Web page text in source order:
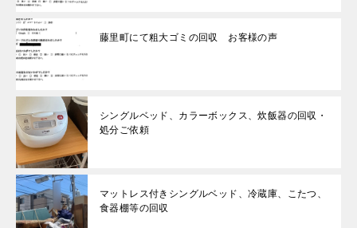
藤里町にて粗大ゴミの回収 お客様の声
シングルベッド、カラーボックス、炊飯器の回収・
処分ご依頼
マットレス付きシングルベッド、冷蔵庫、こたつ、
食器棚等の回収